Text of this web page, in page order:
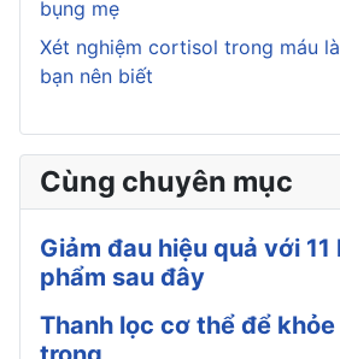
bụng mẹ
Xét nghiệm cortisol trong máu
bạn nên biết
Cùng chuyên mục
Giảm đau hiệu quả với
phẩm sau đây
Thanh lọc cơ thể để